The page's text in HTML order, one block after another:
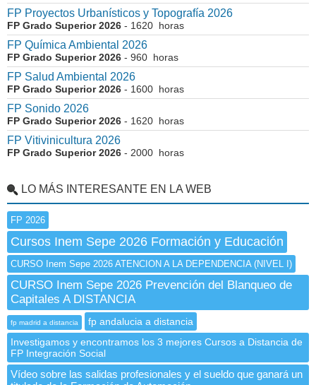
FP Proyectos Urbanísticos y Topografía 2026
FP Grado Superior 2026 - 1620 horas
FP Química Ambiental 2026
FP Grado Superior 2026 - 960 horas
FP Salud Ambiental 2026
FP Grado Superior 2026 - 1600 horas
FP Sonido 2026
FP Grado Superior 2026 - 1620 horas
FP Vitivinicultura 2026
FP Grado Superior 2026 - 2000 horas
LO MÁS INTERESANTE EN LA WEB
FP 2026
Cursos Inem Sepe 2026 Formación y Educación
CURSO Inem Sepe 2026 ATENCION A LA DEPENDENCIA (NIVEL I)
CURSO Inem Sepe 2026 Prevención del Blanqueo de
Capitales A DISTANCIA
fp madrid a distancia
fp andalucia a distancia
Investigamos y encontramos los 3 mejores Cursos a Distancia de
FP Integración Social
Vídeo sobre las salidas profesionales y el sueldo que ganará un